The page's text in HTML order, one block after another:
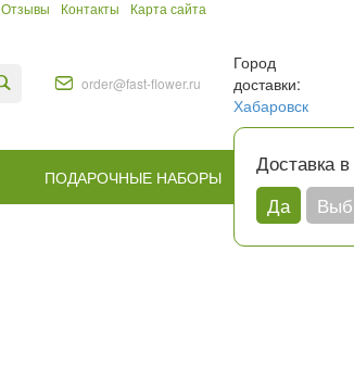
Отзывы Контакты Карта сайта
order@fast-flower.ru
Город
доставки:
Хабаровск
Доставка
Да
ПОДАРОЧНЫЕ НАБОРЫ КОМУ